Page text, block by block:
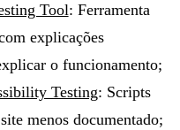
Tool: Ferramenta
explicações
o funcionamento;
Testing: Scripts
menos documentado;